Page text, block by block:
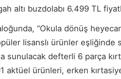
altı buzdolabı 6.499 TL
“Okula dönüş
lisanslı ürünler
sunulacak defterli 6 parça
aktüel ürünleri, erken